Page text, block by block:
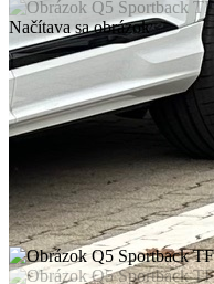
Načítava sa obrázok